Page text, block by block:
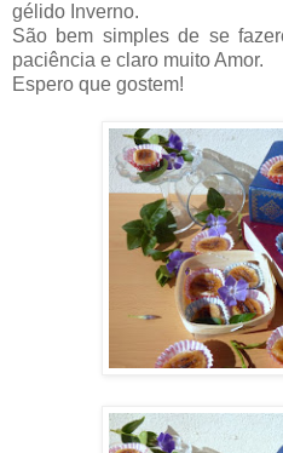
gélido Inverno.
São bem simples de se
paciência e claro muito Amor.
Espero que gostem!